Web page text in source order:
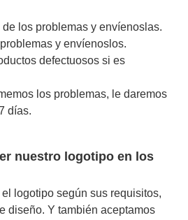
los problemas y envíenoslas.
y envíenoslos.
defectuosos si es
los problemas, le daremos
días.
nuestro logotipo en los
logotipo según sus requisitos,
diseño. Y también aceptamos